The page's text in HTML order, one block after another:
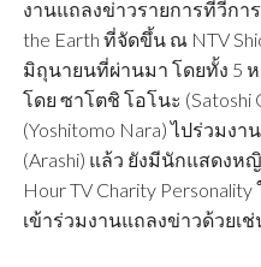
งานแถลงข่าวรายการทีวีการ
the Earth ที่จัดขึ้น ณ NTV
มิถุนายนที่ผ่านมา โดยทั้ง 5
โดย ซาโตชิ โอโนะ (Satoshi
(Yoshitomo Nara) ไปร่วมง
(Arashi) แล้ว ยังมีนักแสดงหญิ
Hour TV Charity
เข้าร่วมงานแถลงข่าวด้วยเ